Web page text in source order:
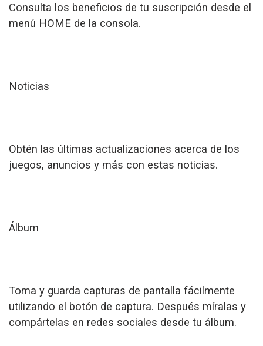
Consulta los beneficios de tu suscripción desde el
menú HOME de la consola.
Noticias
Obtén las últimas actualizaciones acerca de los
juegos, anuncios y más con estas noticias.
Álbum
Toma y guarda capturas de pantalla fácilmente
utilizando el botón de captura. Después míralas y
compártelas en redes sociales desde tu álbum.